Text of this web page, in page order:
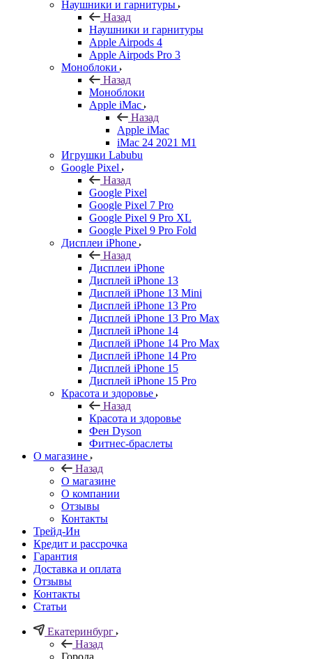
Наушники и гарнитуры
Назад
Наушники и гарнитуры
Apple Airpods 4
Apple Airpods Pro 3
Моноблоки
Назад
Моноблоки
Apple iMac
Назад
Apple iMac
iMac 24 2021 M1
Игрушки Labubu
Google Pixel
Назад
Google Pixel
Google Pixel 7 Pro
Google Pixel 9 Pro XL
Google Pixel 9 Pro Fold
Дисплеи iPhone
Назад
Дисплеи iPhone
Дисплей iPhone 13
Дисплей iPhone 13 Mini
Дисплей iPhone 13 Pro
Дисплей iPhone 13 Pro Max
Дисплей iPhone 14
Дисплей iPhone 14 Pro Max
Дисплей iPhone 14 Pro
Дисплей iPhone 15
Дисплей iPhone 15 Pro
Красота и здоровье
Назад
Красота и здоровье
Фен Dyson
Фитнес-браслеты
О магазине
Назад
О магазине
О компании
Отзывы
Контакты
Трейд-Ин
Кредит и рассрочка
Гарантия
Доставка и оплата
Отзывы
Контакты
Статьи
Екатеринбург
Назад
Города